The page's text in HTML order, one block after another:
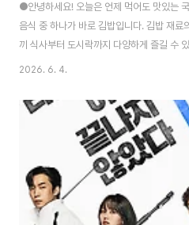
●안녕하세요! 오늘은 언제 먹어도 맛있는
음식 중 하나가 바로 김밥입니다. 김밥 재료
끼 식사부터 도시락까지 다양하게 즐길 수
막상 집에서 김밥을 싸려고 하면 재료를 뭐
손질법과 주의점을 모르면김밥이 쉽게 쉬거
날 수 있습니다.김밥은 어떤 재료를 넣느냐
선택이 정말 중요합니다!!!오늘은 요리 초보
재료 종류 총정리(김, 밥, 오이, 당근 손질법
할 주의점, ..
2026. 6. 4.